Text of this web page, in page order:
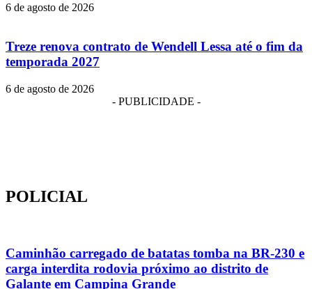
6 de agosto de 2026
Treze renova contrato de Wendell Lessa até o fim da
temporada 2027
6 de agosto de 2026
- PUBLICIDADE -
POLICIAL
Caminhão carregado de batatas tomba na BR-230 e
carga interdita rodovia próximo ao distrito de
Galante em Campina Grande